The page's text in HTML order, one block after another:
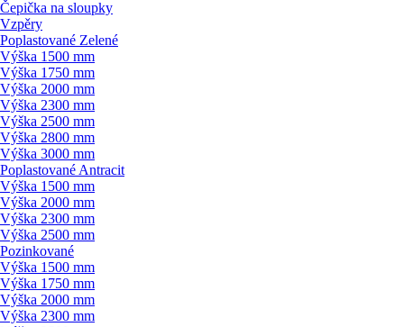
Čepička na sloupky
Vzpěry
Poplastované Zelené
Výška 1500 mm
Výška 1750 mm
Výška 2000 mm
Výška 2300 mm
Výška 2500 mm
Výška 2800 mm
Výška 3000 mm
Poplastované Antracit
Výška 1500 mm
Výška 2000 mm
Výška 2300 mm
Výška 2500 mm
Pozinkované
Výška 1500 mm
Výška 1750 mm
Výška 2000 mm
Výška 2300 mm